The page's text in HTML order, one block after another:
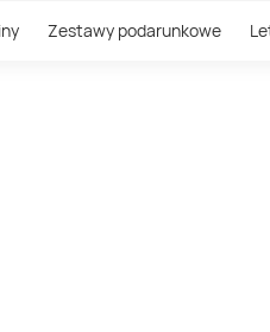
Zestawy podarunkowe